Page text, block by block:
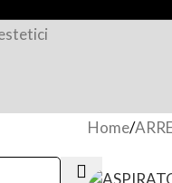
Home